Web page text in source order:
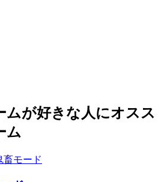
ムが好きな人にオスス
ム